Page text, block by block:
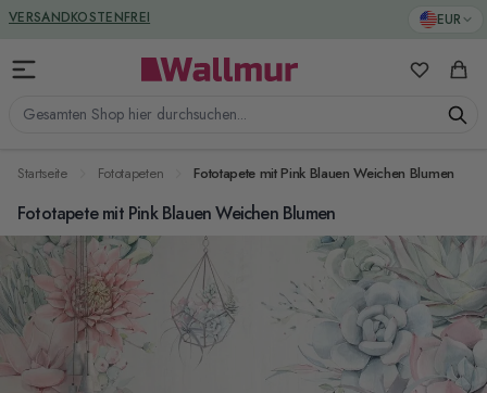
Zum Inhalt springen EUR
Gesamten Shop hier durchsuchen...
Meine
VERSANDKOSTENFREI
GREENGUARD ZERTIFIZIERT
Startseite Fototapeten Fototapete mit Pink Blauen Weichen Blumen
Fototapete mit Pink Blauen Weichen Blumen